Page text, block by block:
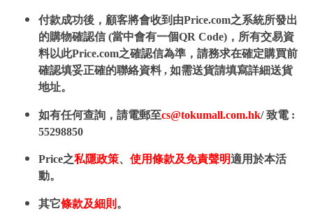
付款成功後，顧客將會收到由Price.com之系統所發出
的購物確認信 (當中會有一個QR Code)，所有交易資
料以此Price.com之確認信為準，請務求在確定購買前
確認填妥正確的聯絡資料 , 如需送貨請填寫詳細送貨
地址。
如有任何查詢，請電郵至cs@tokumall.com.hk/ 致電 :
55298850
Price之私隱政策、 使用條款及免責聲明適用於本活
動。
其它條款及細則 。